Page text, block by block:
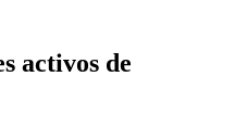
activos de